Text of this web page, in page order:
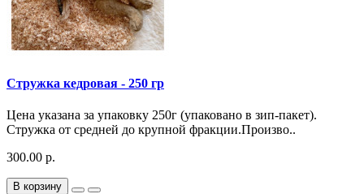
Стружка кедровая - 250 гр
Цена указана за упаковку 250г (упаковано в зип-пакет).
Стружка от средней до крупной фракции.Произво..
300.00 р.
В корзину